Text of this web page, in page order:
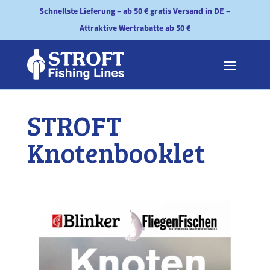
Schnellste Lieferung – ab 50 € gratis Versand in DE –
Attraktive Wertrabatte ab 50 €
STROFT
Knotenbooklet